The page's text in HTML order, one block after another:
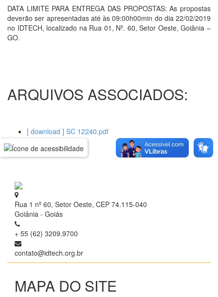
DATA LIMITE PARA ENTREGA DAS PROPOSTAS: As propostas
deverão ser apresentadas até às 09:00h00min do dia 22/02/2019
no IDTECH, localizado na Rua 01, Nº. 60, Setor Oeste, Goiânia –
GO.
ARQUIVOS ASSOCIADOS:
[ download ] SC 12240.pdf
Rua 1 nº 60, Setor Oeste, CEP 74.115-040
Goiânia - Goiás
+ 55 (62) 3209.9700
contato@idtech.org.br
MAPA DO SITE